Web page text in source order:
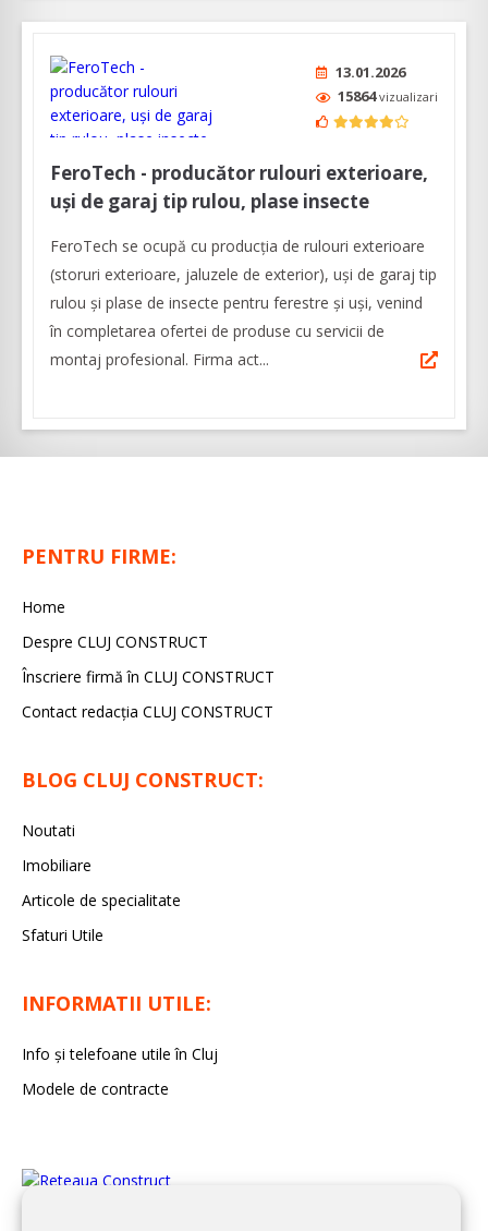
13.01.2026
15864vizualizari
FeroTech - producător rulouri exterioare,
uși de garaj tip rulou, plase insecte
FeroTech se ocupă cu producția de rulouri exterioare
(storuri exterioare, jaluzele de exterior), uși de garaj tip
rulou și plase de insecte pentru ferestre și uși, venind
în completarea ofertei de produse cu servicii de
montaj profesional. Firma act...
PENTRU FIRME:
Home
Despre CLUJ CONSTRUCT
Înscriere firmă în CLUJ CONSTRUCT
Contact redacția CLUJ CONSTRUCT
BLOG CLUJ CONSTRUCT:
Noutati
Imobiliare
Articole de specialitate
Sfaturi Utile
INFORMATII UTILE:
Info și telefoane utile în Cluj
Modele de contracte